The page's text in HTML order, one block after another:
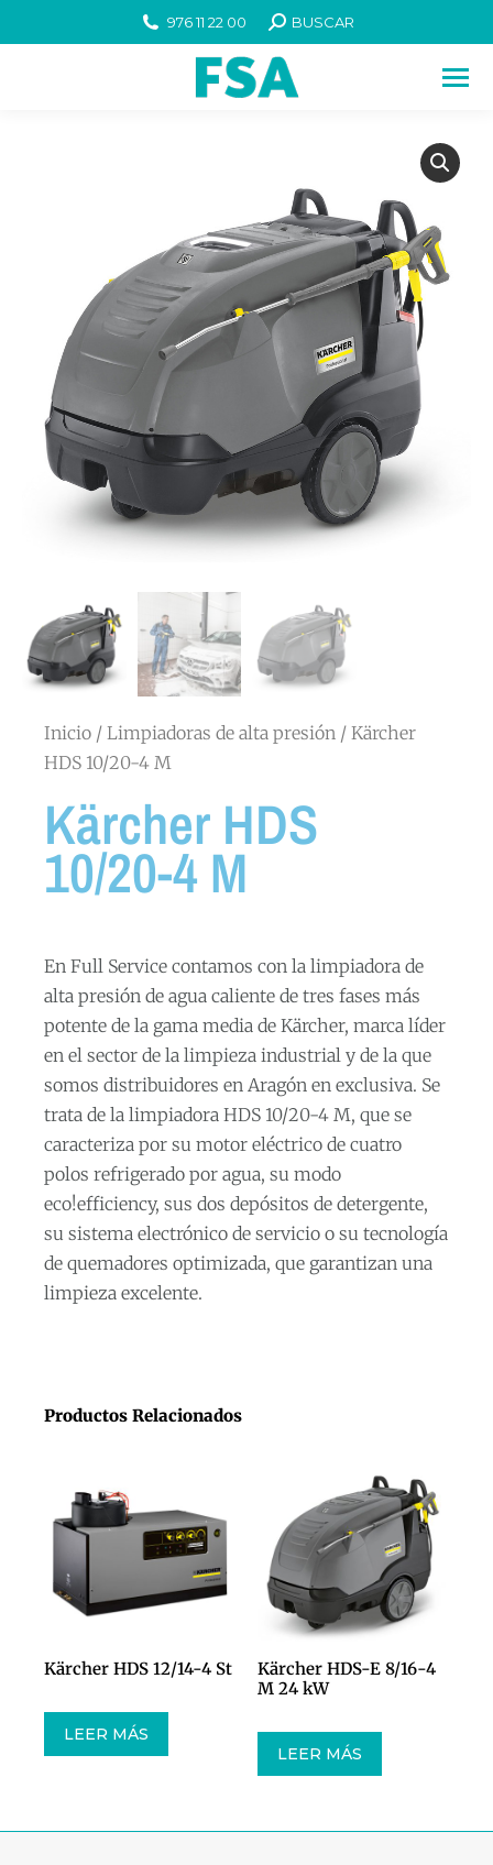
976 11 22 00 BUSCAR
Inicio / Limpiadoras de alta presión / Kärcher
HDS 10/20-4 M
Kärcher HDS
10/20-4 M
En Full Service contamos con la limpiadora de
alta presión de agua caliente de tres fases más
potente de la gama media de Kärcher, marca líder
en el sector de la limpieza industrial y de la que
somos distribuidores en Aragón en exclusiva. Se
trata de la limpiadora HDS 10/20-4 M, que se
caracteriza por su motor eléctrico de cuatro
polos refrigerado por agua, su modo
eco!efficiency, sus dos depósitos de detergente,
su sistema electrónico de servicio o su tecnología
de quemadores optimizada, que garantizan una
limpieza excelente.
Productos Relacionados
Kärcher HDS 12/14-4 St
LEER MÁS
Kärcher HDS-E 8/16-4
M 24 kW
LEER MÁS